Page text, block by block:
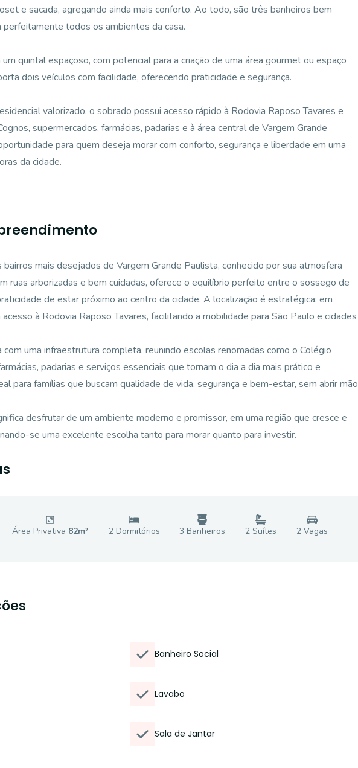
e sacada, agregando ainda mais conforto. Ao todo, são três banheiros bem
todos os ambientes da casa.
quintal espaçoso, com potencial para a criação de uma área gourmet ou espaço
dois veículos com facilidade, oferecendo praticidade e segurança.
valorizado, o sobrado possui acesso rápido à Rodovia Raposo Tavares e
supermercados, farmácias, padarias e à área central de Vargem Grande
para quem deseja morar com conforto, segurança e liberdade em uma
da cidade.
bairros mais desejados de Vargem Grande Paulista, conhecido por sua atmosfera
ruas arborizadas e bem cuidadas, oferece o equilíbrio perfeito entre o sossego de
de estar próximo ao centro da cidade. A localização é estratégica: em
à Rodovia Raposo Tavares, facilitando a mobilidade para São Paulo e cidades
uma infraestrutura completa, reunindo escolas renomadas como o Colégio
padarias e serviços essenciais que tornam o dia a dia mais prático e
para famílias que buscam qualidade de vida, segurança e bem-estar, sem abrir mão
desfrutar de um ambiente moderno e promissor, em uma região que cresce e
se uma excelente escolha tanto para morar quanto para investir.
Área Privativa 82m² 2Dormitórios 3 Banheiros 2 Suítes 2Vagas
Banheiro Social
Lavabo
Sala de Jantar